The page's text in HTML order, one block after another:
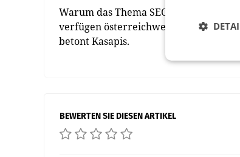
Warum das Thema SEO Visibility bei
verfügen österreichweit über die
betont Kasapis.
BEWERTEN SIE DIESEN ARTIKEL